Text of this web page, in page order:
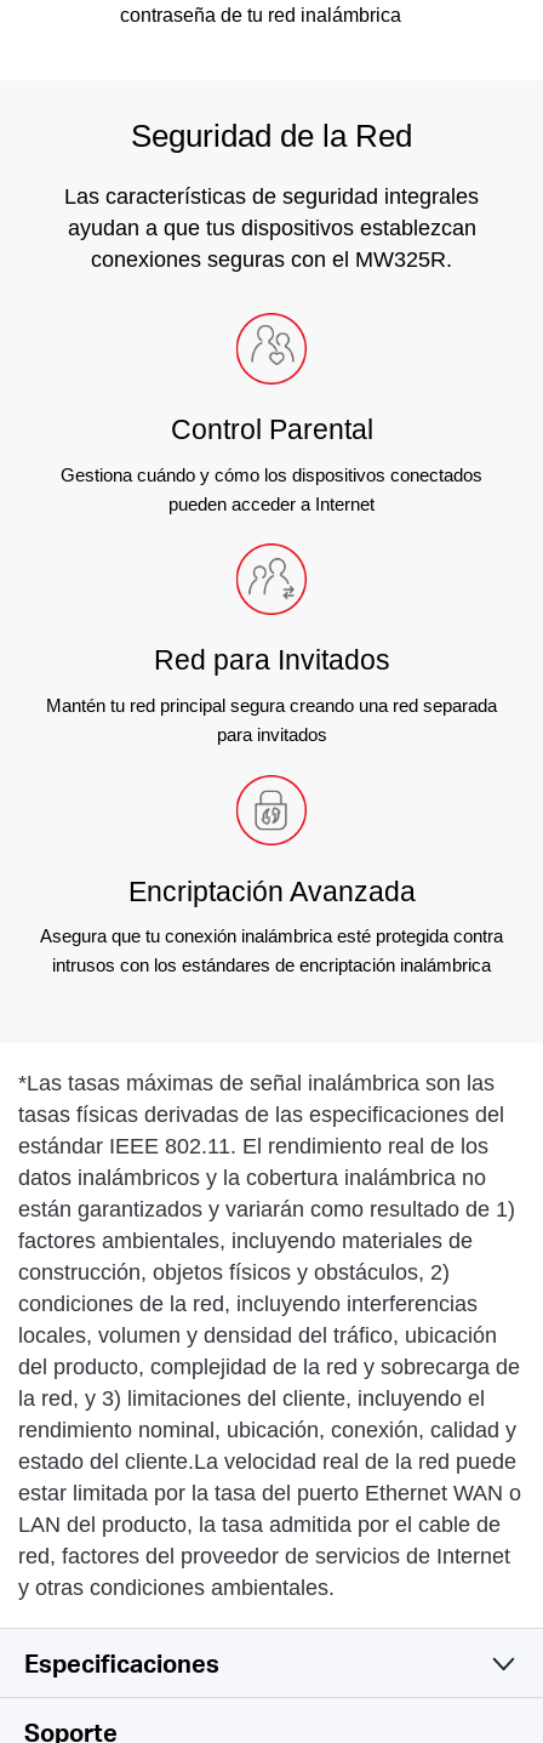
contraseña de tu red inalámbrica
Seguridad de la Red
Las características de seguridad integrales
ayudan a que tus dispositivos establezcan
conexiones seguras con el MW325R.
Control Parental
Gestiona cuándo y cómo los dispositivos conectados
pueden acceder a Internet
Red para Invitados
Mantén tu red principal segura creando una red separada
para invitados
Encriptación Avanzada
Asegura que tu conexión inalámbrica esté protegida contra
intrusos con los estándares de encriptación inalámbrica
*Las tasas máximas de señal inalámbrica son las
tasas físicas derivadas de las especificaciones del
estándar IEEE 802.11. El rendimiento real de los
datos inalámbricos y la cobertura inalámbrica no
están garantizados y variarán como resultado de 1)
factores ambientales, incluyendo materiales de
construcción, objetos físicos y obstáculos, 2)
condiciones de la red, incluyendo interferencias
locales, volumen y densidad del tráfico, ubicación
del producto, complejidad de la red y sobrecarga de
la red, y 3) limitaciones del cliente, incluyendo el
rendimiento nominal, ubicación, conexión, calidad y
estado del cliente.La velocidad real de la red puede
estar limitada por la tasa del puerto Ethernet WAN o
LAN del producto, la tasa admitida por el cable de
red, factores del proveedor de servicios de Internet
y otras condiciones ambientales.
Especificaciones
Inalámbrico
Soporte